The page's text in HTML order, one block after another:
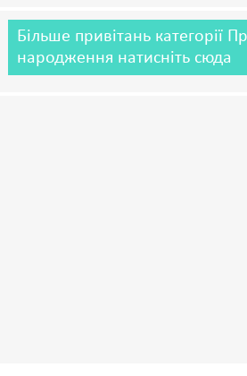
Більше привітань категорії
народження натисніть сюда